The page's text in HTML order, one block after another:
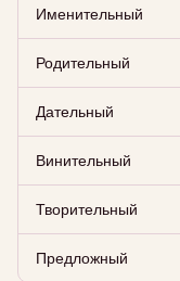
Именительный
Родительный
Дательный
Винительный
Творительный
Предложный